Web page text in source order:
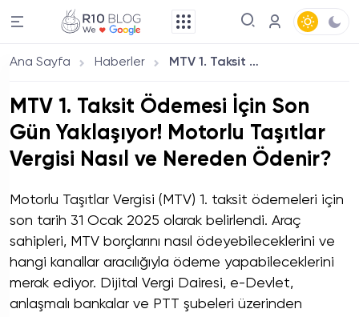
Ana Sayfa Haberler MTV 1. Taksit Ödemesi İçin Son Gün Yaklaşıyor! Motorlu Taşıtlar Vergisi Nasıl ve Nereden Ödenir?
MTV 1. Taksit Ödemesi İçin Son
Gün Yaklaşıyor! Motorlu Taşıtlar
Vergisi Nasıl ve Nereden Ödenir?
Motorlu Taşıtlar Vergisi (MTV) 1. taksit ödemeleri için
son tarih 31 Ocak 2025 olarak belirlendi. Araç
sahipleri, MTV borçlarını nasıl ödeyebileceklerini ve
hangi kanallar aracılığıyla ödeme yapabileceklerini
merak ediyor. Dijital Vergi Dairesi, e-Devlet,
anlaşmalı bankalar ve PTT şubeleri üzerinden